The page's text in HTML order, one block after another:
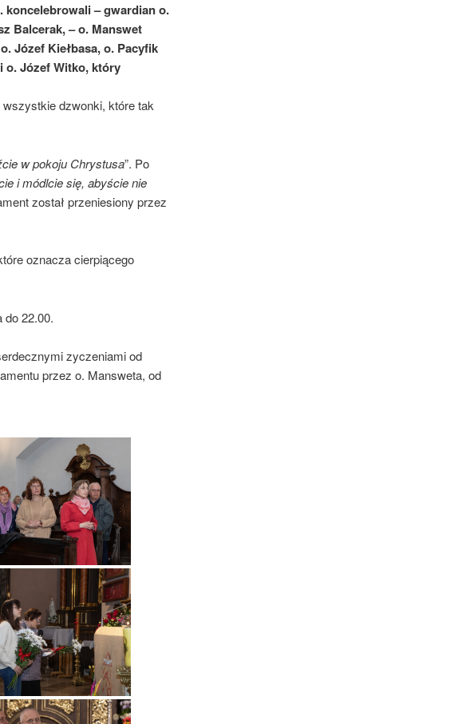
koncelebrowali – gwardian o.
Balcerak, – o. Manswet
Józef Kiełbasa, o. Pacyfik
o. Józef Witko, który
wszystkie dzwonki, które tak
w pokoju Chrystusa”. Po
i módlcie się, abyście nie
został przeniesiony przez
oznacza cierpiącego
do 22.00.
zyczeniami od
przez o. Mansweta, od